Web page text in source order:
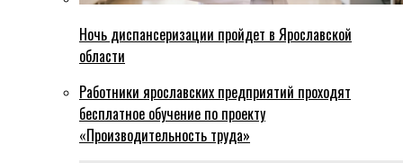
Ночь диспансеризации пройдет в Ярославской
области
Работники ярославских предприятий проходят
бесплатное обучение по проекту
«Производительность труда»